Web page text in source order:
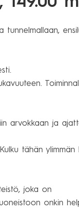
arvokkaan ja
tähän ylimmän
joka on
onkin